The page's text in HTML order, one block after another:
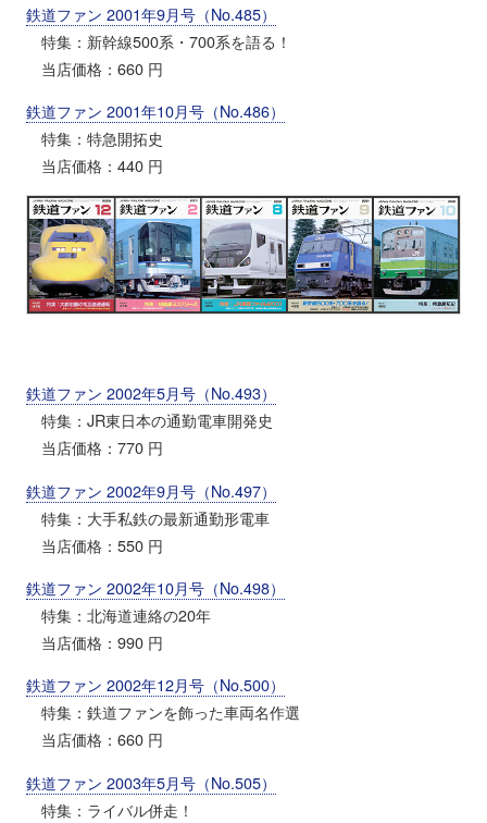
鉄道ファン 2001年9月号（No.485）
特集：新幹線500系・700系を語る！
当店価格：660 円
鉄道ファン 2001年10月号（No.486）
特集：特急開拓史
当店価格：440 円
鉄道ファン 2002年5月号（No.493）
特集：JR東日本の通勤電車開発史
当店価格：770 円
鉄道ファン 2002年9月号（No.497）
特集：大手私鉄の最新通勤形電車
当店価格：550 円
鉄道ファン 2002年10月号（No.498）
特集：北海道連絡の20年
当店価格：990 円
鉄道ファン 2002年12月号（No.500）
特集：鉄道ファンを飾った車両名作選
当店価格：660 円
鉄道ファン 2003年5月号（No.505）
特集：ライバル併走！